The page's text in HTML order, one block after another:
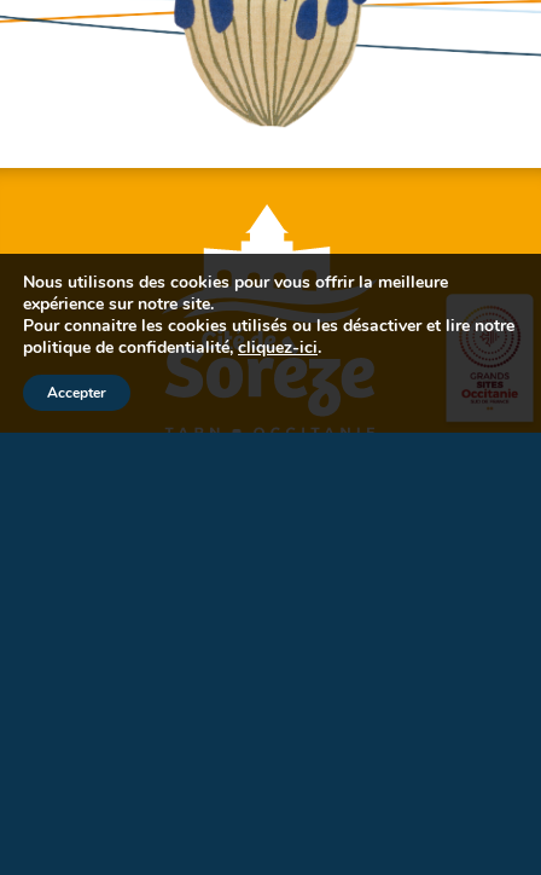
Nous utilisons des cookies pour vous offrir la meilleure
expérience sur notre site.
Pour connaitre les cookies utilisés ou les désactiver et lire notre
politique de confidentialité,cliquez-ici.
Accepter